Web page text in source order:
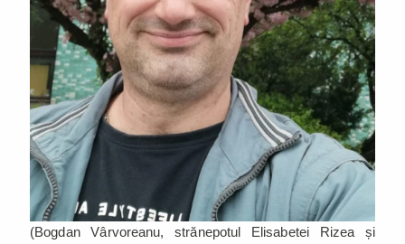
(Bogdan Vârvoreanu, strănepotul Elisabetei Rizea și